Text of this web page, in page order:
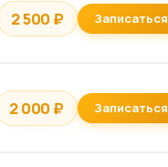
2 500 ₽ Записаться
2 000 ₽ Записаться